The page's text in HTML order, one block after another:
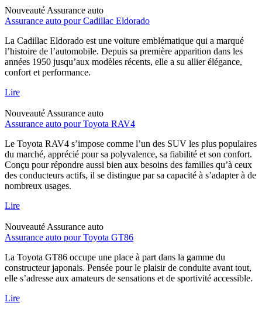
Nouveauté Assurance auto
Assurance auto pour Cadillac Eldorado
La Cadillac Eldorado est une voiture emblématique qui a marqué
l’histoire de l’automobile. Depuis sa première apparition dans les
années 1950 jusqu’aux modèles récents, elle a su allier élégance,
confort et performance.
Lire
Nouveauté Assurance auto
Assurance auto pour Toyota RAV4
Le Toyota RAV4 s’impose comme l’un des SUV les plus populaires
du marché, apprécié pour sa polyvalence, sa fiabilité et son confort.
Conçu pour répondre aussi bien aux besoins des familles qu’à ceux
des conducteurs actifs, il se distingue par sa capacité à s’adapter à de
nombreux usages.
Lire
Nouveauté Assurance auto
Assurance auto pour Toyota GT86
La Toyota GT86 occupe une place à part dans la gamme du
constructeur japonais. Pensée pour le plaisir de conduite avant tout,
elle s’adresse aux amateurs de sensations et de sportivité accessible.
Lire